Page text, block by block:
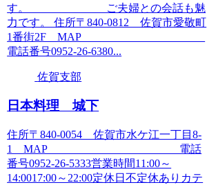
す。 ご夫婦との会話も魅
力です。 住所〒840-0812 佐賀市愛敬町
1番街2F MAP
電話番号0952-26-6380...
佐賀支部
日本料理 城下
住所〒840-0054 佐賀市水ケ江一丁目8-
1 MAP 電話
番号0952-26-5333営業時間11:00～
14:0017:00～22:00定休日不定休ありカテ